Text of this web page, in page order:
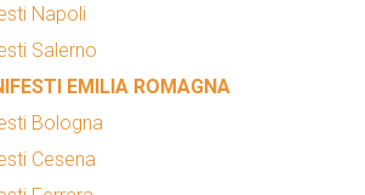
Napoli
Salerno
EMILIA ROMAGNA
Bologna
Cesena